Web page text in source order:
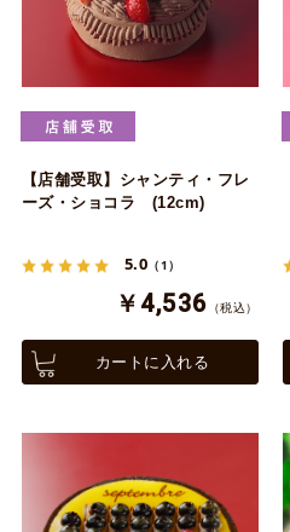
【店舗受取】シャンティ・フレ
ーズ・ショコラ (12cm)
5.0 （1）
￥4,536 （税込）
カートに入れる